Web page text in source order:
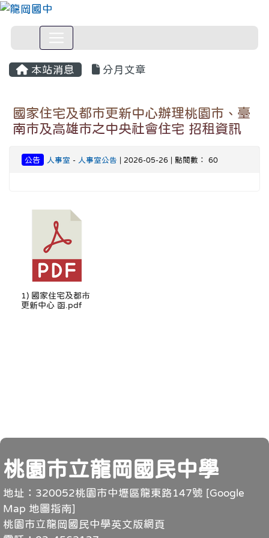
本站消息 分月文章
國家住宅及都市更新中心辦理桃園市、臺
南市及高雄市之中央社會住宅 招租資訊
公告 人事室 - 人事室公告 | 2026-05-26 | 點閱數： 60
1) 國家住宅及都市
更新中心 函.pdf
頁尾
桃園市立龍岡國民中學
地址：320052桃園市中壢區龍東路147號 [Google
Map 地圖指南]
桃園市立龍岡國民中學英文版網頁